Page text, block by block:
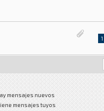
1
mensajes nuevos
mensajes tuyos